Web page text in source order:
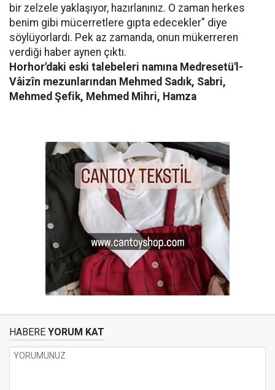
bir zelzele yaklaşıyor, hazırlanınız. O zaman herkes
benim gibi mücerretlere gıpta edecekler" diye
söylüyorlardı. Pek az zamanda, onun mükerreren
verdiği haber aynen çıktı.
Horhor'daki eski talebeleri namına Medresetü'l-
Vâizîn mezunlarından Mehmed Sadık, Sabri,
Mehmed Şefik, Mehmed Mihri, Hamza
HABERE YORUM KAT